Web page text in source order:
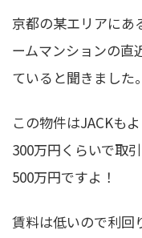
京都の某エリアにあ
ームマンションの直
ていると聞きました。
この物件はJACKも
300万円くらいで取
500万円ですよ！
賃料は低いので利回